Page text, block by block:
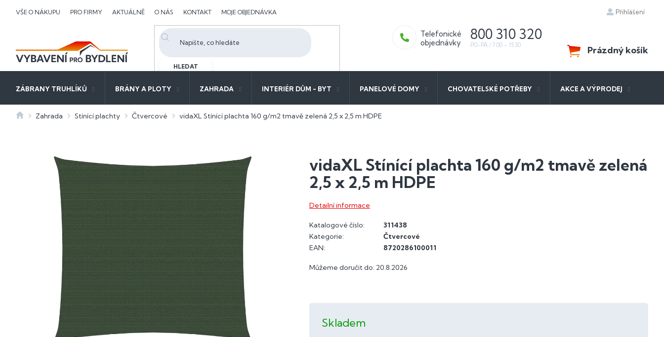
VŠE O NÁKUPU PRO FIRMY AKTUÁLNĚ O NÁS KONTAKT MOJE OBJEDNÁVKA Přihlášení
HLEDAT
800 310 320
NÁKUPNÍ
KOŠÍK
Prázdný košík
ZÁBRANY TRUHLÍKŮ BRÁNY A PLOTY ZAHRADA INTERIÉR DŮM - BYT PANELOVÉ DOMY CHOVATELSKÉ POTŘEBY AKCE A VÝPRODEJ
DomůZahrada Stínící plachty Čtvercové vidaXL Stínící plachta 160 g/m2 tmavě zelená 2,5 x 2,5 m HDPE
vidaXL Stínící plachta 160 g/m2 tmavě zelená
2,5 x 2,5 m HDPE
Můžeme doručit do: 20.8.2026
Skladem
Detailní informace
Katalogové číslo:
311438
Kategorie:
Čtvercové
EAN: 8720286100011